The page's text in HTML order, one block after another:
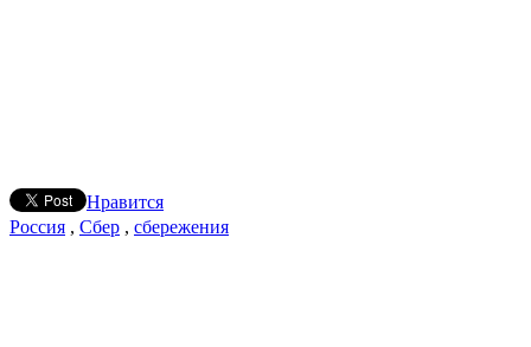
Нравится
Россия , Сбер , сбережения